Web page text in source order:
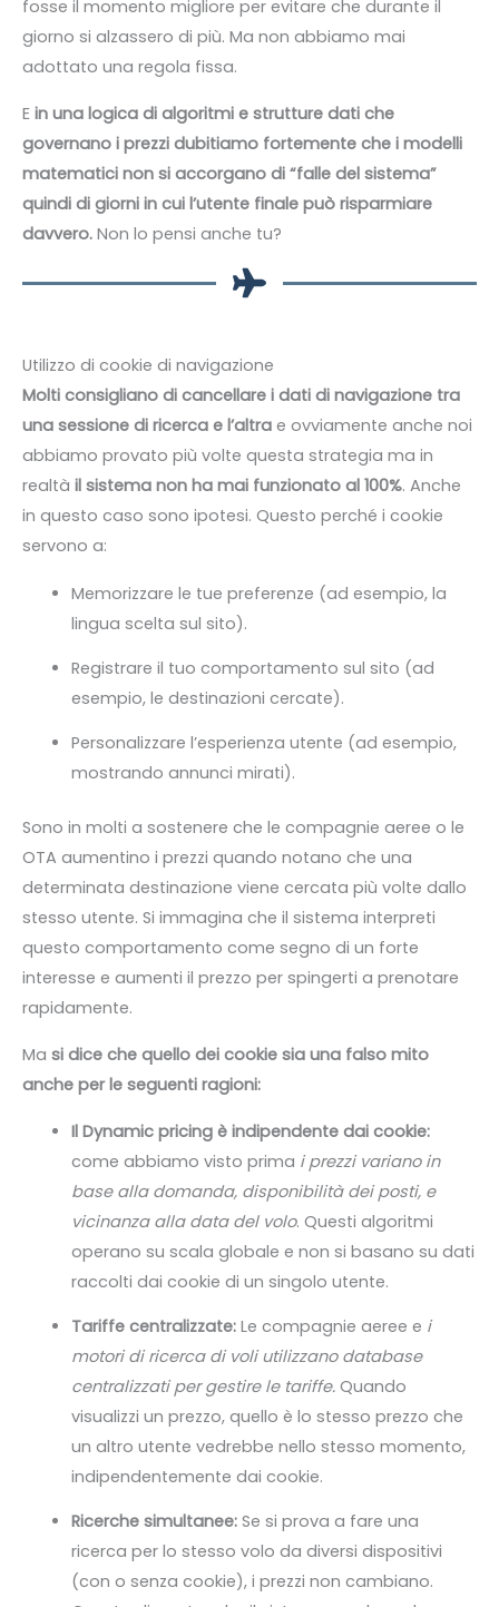
fosse il momento migliore per evitare che durante il
giorno si alzassero di più. Ma non abbiamo mai
adottato una regola fissa.
E in una logica di algoritmi e strutture dati che
governano i prezzi dubitiamo fortemente che i modelli
matematici non si accorgano di “falle del sistema”
quindi di giorni in cui l’utente finale può risparmiare
davvero. Non lo pensi anche tu?
Utilizzo di cookie di navigazione
Molti consigliano di cancellare i dati di navigazione tra
una sessione di ricerca e l’altra e ovviamente anche noi
abbiamo provato più volte questa strategia ma in
realtà il sistema non ha mai funzionato al 100%. Anche
in questo caso sono ipotesi. Questo perché i cookie
servono a:
Memorizzare le tue preferenze (ad esempio, la
lingua scelta sul sito).
Registrare il tuo comportamento sul sito (ad
esempio, le destinazioni cercate).
Personalizzare l’esperienza utente (ad esempio,
mostrando annunci mirati).
Sono in molti a sostenere che le compagnie aeree o le
OTA aumentino i prezzi quando notano che una
determinata destinazione viene cercata più volte dallo
stesso utente. Si immagina che il sistema interpreti
questo comportamento come segno di un forte
interesse e aumenti il prezzo per spingerti a prenotare
rapidamente.
Ma si dice che quello dei cookie sia una falso mito
anche per le seguenti ragioni:
Il Dynamic pricing è indipendente dai cookie:
come abbiamo visto prima i prezzi variano in
base alla domanda, disponibilità dei posti, e
vicinanza alla data del volo. Questi algoritmi
operano su scala globale e non si basano su dati
raccolti dai cookie di un singolo utente.
Tariffe centralizzate:Le compagnie aeree e i
motori di ricerca di voli utilizzano database
centralizzati per gestire le tariffe.Quando
visualizzi un prezzo, quello è lo stesso prezzo che
un altro utente vedrebbe nello stesso momento,
indipendentemente dai cookie.
Ricerche simultanee:Se si prova a fare una
ricerca per lo stesso volo da diversi dispositivi
(con o senza cookie), i prezzi non cambiano.